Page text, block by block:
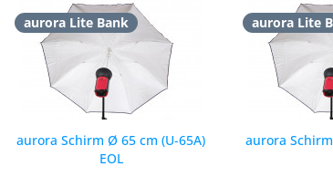
aurora Lite Bank
aurora Schirm Ø 65 cm (U-65A)
EOL
aurora Lite
aurora